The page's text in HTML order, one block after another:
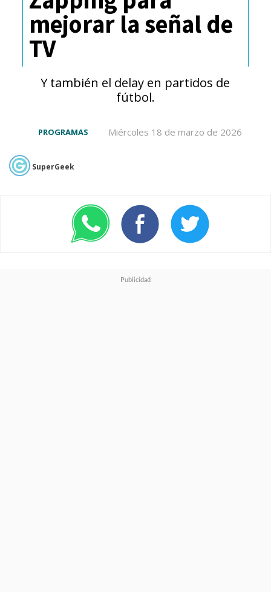
mejorar la señal de
TV
Y también el delay en partidos de
fútbol.
Miércoles 18 de marzo de 2026
PROGRAMAS
SuperGeek